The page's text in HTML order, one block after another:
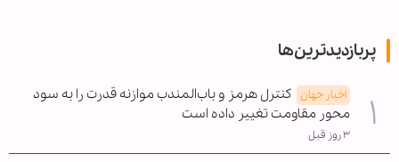
پربازدیدترین‌ها
اخبار جهان کنترل هرمز و باب‌المندب موازنه قدرت را به سود
محور مقاومت تغییر داده است
۳ روز قبل